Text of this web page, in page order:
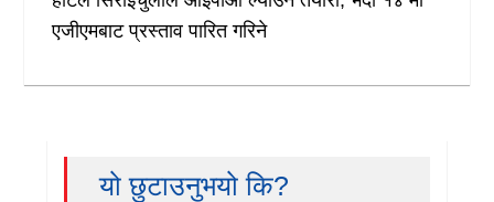
एजीएमबाट प्रस्ताव पारित गरिने
यो छुटाउनुभयो कि?